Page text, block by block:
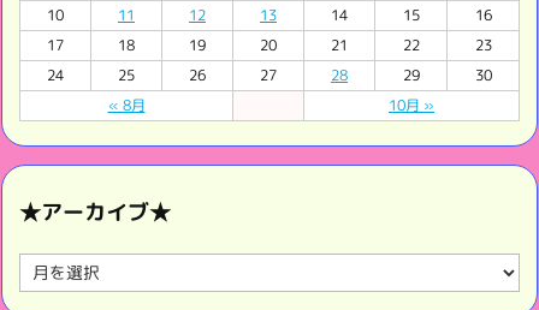
« 8月 10月 »
10
11 12 13 14 15
16
17
18 19 20 21 22
23
24
25 26 27 28 29 30
★アーカイブ★
★
ア